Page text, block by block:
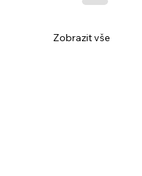
Zobrazit vše